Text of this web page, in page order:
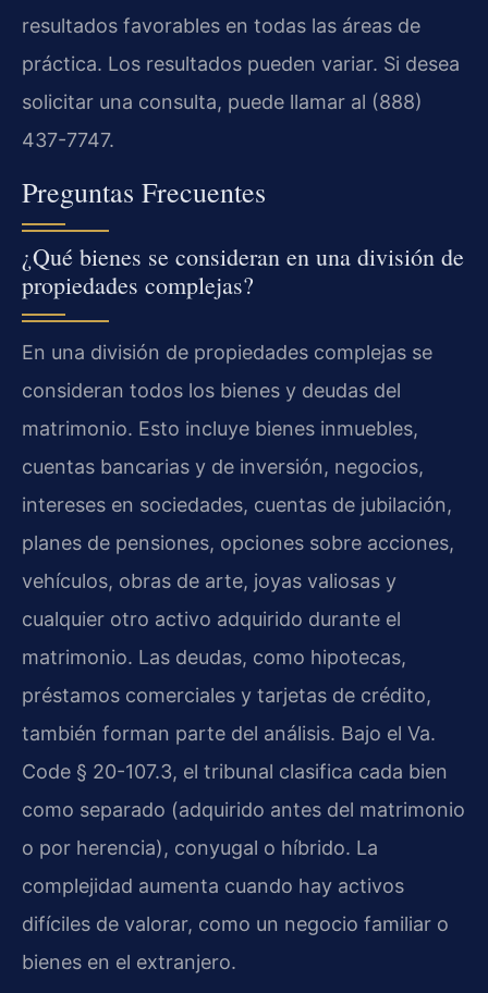
resultados favorables en todas las áreas de
práctica. Los resultados pueden variar. Si desea
solicitar una consulta, puede llamar al (888)
437-7747.
Preguntas Frecuentes
¿Qué bienes se consideran en una división de
propiedades complejas?
En una división de propiedades complejas se
consideran todos los bienes y deudas del
matrimonio. Esto incluye bienes inmuebles,
cuentas bancarias y de inversión, negocios,
intereses en sociedades, cuentas de jubilación,
planes de pensiones, opciones sobre acciones,
vehículos, obras de arte, joyas valiosas y
cualquier otro activo adquirido durante el
matrimonio. Las deudas, como hipotecas,
préstamos comerciales y tarjetas de crédito,
también forman parte del análisis. Bajo el Va.
Code § 20-107.3, el tribunal clasifica cada bien
como separado (adquirido antes del matrimonio
o por herencia), conyugal o híbrido. La
complejidad aumenta cuando hay activos
difíciles de valorar, como un negocio familiar o
bienes en el extranjero.